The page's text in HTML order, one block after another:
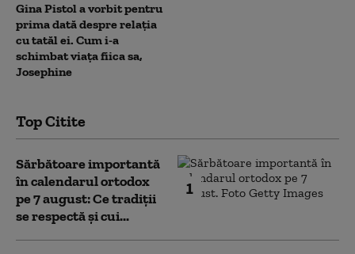
Gina Pistol a vorbit pentru
prima dată despre relația
cu tatăl ei. Cum i-a
schimbat viața fiica sa,
Josephine
Top Citite
1
Sărbătoare importantă
în calendarul ortodox
pe 7 august: Ce tradiții
se respectă și cui...